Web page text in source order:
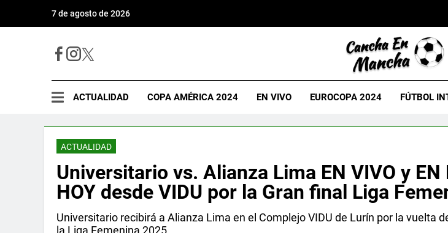
7 de agosto de 2026
ACTUALIDAD COPA AMÉRICA 2024 EN VIVO EUROCOPA 2024 FÚTBOL
ACTUALIDAD
Universitario vs. Alianza Lima EN VIVO y EN
HOY desde VIDU por la Gran final Liga
Universitario recibirá a Alianza Lima en el Complejo VIDU de Lurín por la vuelta
la Liga Femenina 2025